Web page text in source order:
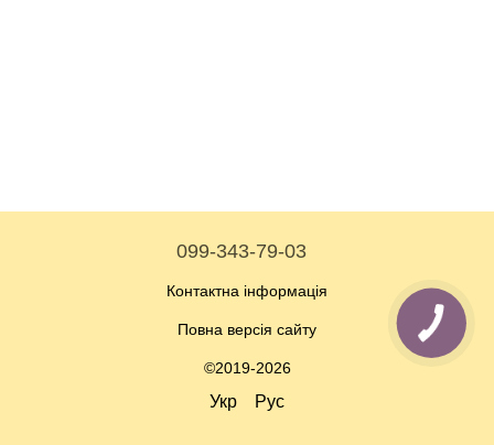
099-343-79-03
Контактна інформація
Повна версія сайту
©2019-2026
Укр Рус